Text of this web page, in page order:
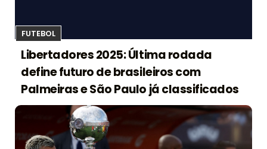
FUTEBOL
Libertadores 2025: Última rodada
define futuro de brasileiros com
Palmeiras e São Paulo já classificados